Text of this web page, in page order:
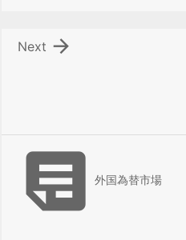

Next
外国為替市場